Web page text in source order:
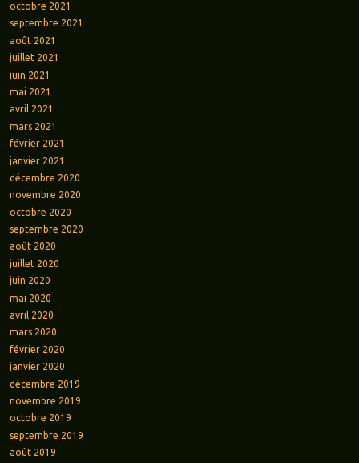
octobre 2021
septembre 2021
août 2021
juillet 2021
juin 2021
mai 2021
avril 2021
mars 2021
février 2021
janvier 2021
décembre 2020
novembre 2020
octobre 2020
septembre 2020
août 2020
juillet 2020
juin 2020
mai 2020
avril 2020
mars 2020
février 2020
janvier 2020
décembre 2019
novembre 2019
octobre 2019
septembre 2019
août 2019